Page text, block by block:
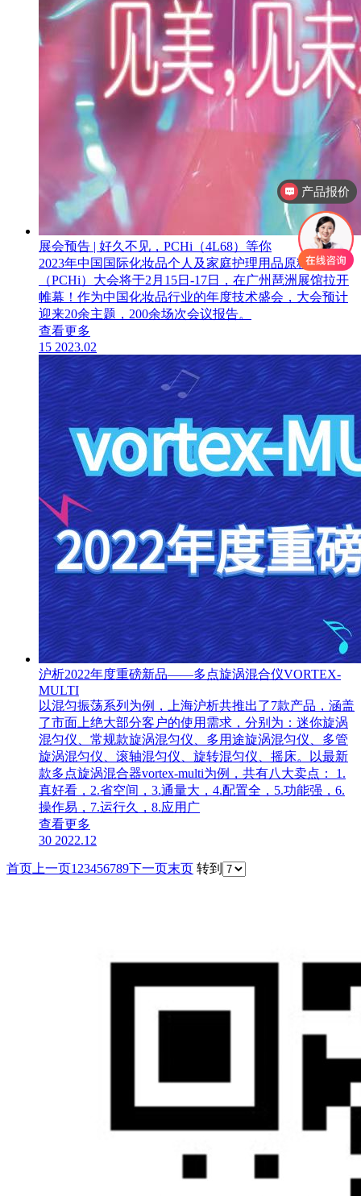
展会预告 | 好久不见，PCHi（4L68）等你
2023年中国国际化妆品个人及家庭护理用品原料展览会
（PCHi）大会将于2月15日-17日，在广州琶洲展馆拉开
帷幕！作为中国化妆品行业的年度技术盛会，大会预计
迎来20余主题，200余场次会议报告。
查看更多
15 2023.02
沪析2022年度重磅新品——多点旋涡混合仪VORTEX-
MULTI
以混匀振荡系列为例，上海沪析共推出了7款产品，涵盖
了市面上绝大部分客户的使用需求，分别为：迷你旋涡
混匀仪、常规款旋涡混匀仪、多用途旋涡混匀仪、多管
旋涡混匀仪、滚轴混匀仪、旋转混匀仪、摇床。以最新
款多点旋涡混合器vortex-multi为例，共有八大卖点： 1.
真好看，2.省空间，3.通量大，4.配置全，5.功能强，6.
操作易，7.运行久，8.应用广
查看更多
30 2022.12
首页 上一页1 23456789下一页末页 转到
产品报价
产品视频